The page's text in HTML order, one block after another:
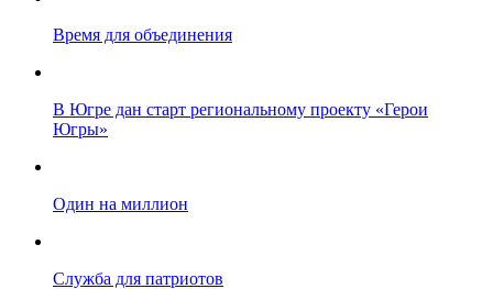
Время для объединения
В Югре дан старт региональному проекту «Герои
Югры»
Один на миллион
Служба для патриотов